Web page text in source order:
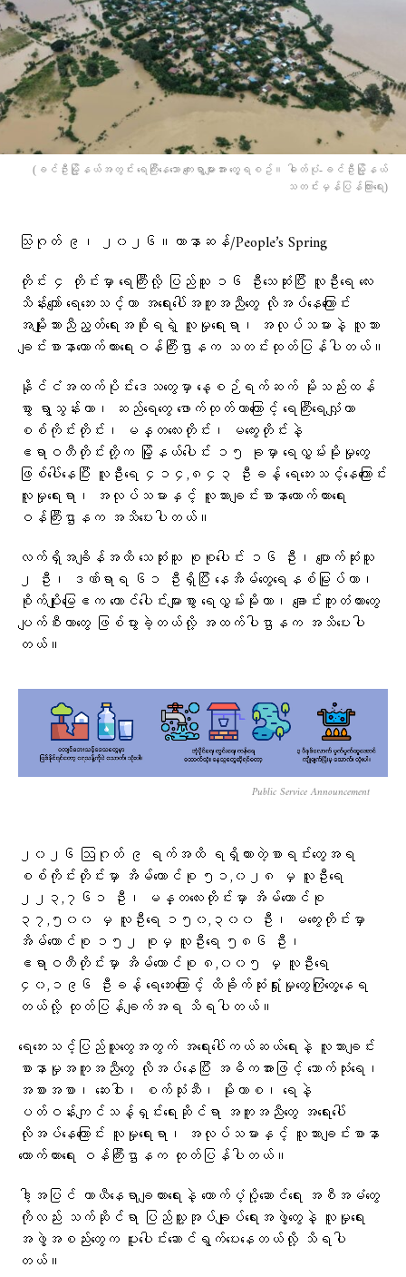
(ခင်ဦးမြို့နယ်အတွင်း ရေကြီးနေသော ကျေးရွာများအား တွေ့ရစဥ်။ ဓါတ်ပုံ-ခင်ဦးမြို့နယ်
သတင်းမှန်ပြန်ကြားရေး)
သြဂုတ် ၉၊ ၂၀၂၆။ဟာနာဆန်/People’s Spring
တိုင်း ၄ တိုင်းမှာ ရေကြီးလို့ ပြည်သူ ၁၆ ဦးသေဆုံးပြီး လူဦးရေ လေး
သိန်းကျော် ရေဘေးသင့်ကာ အရေးပေါ်အကူအညီတွေ လိုအပ်နေကြောင်း
အမျိုးသားညီညွတ်ရေးအစိုးရရဲ့ လူမှုရေးရာ၊ အလုပ်သမားနဲ့ လူသား
ချင်းစာနာထောက်ထားရေးဝန်ကြီးဌာနက သတင်းထုတ်ပြန်ပါတယ်။
နိုင်ငံအထက်ပိုင်းဒေသတွေမှာ နေ့စဉ်ရက်ဆက် မိုးသည်းထန်
စွာ ရွာသွန်းတာ၊ ဆည်ရေတွေ ဖောက်ထုတ်တာကြောင့် ရေကြီးရေလျှံကာ
စစ်ကိုင်းတိုင်း၊ မန္တလေးတိုင်း၊ မကွေးတိုင်းနဲ့
ဧရာဝတီတိုင်းတို့က မြို့နယ်ပေါင်း ၁၅ ခုမှာ ရေလွှမ်းမိုးမှုတွေ
ဖြစ်ပေါ်နေပြီး လူဦးရေ ၄၁၄,၈၄၃ ဦးခန့် ရေဘေးသင့်နေကြောင်း
လူမှုရေးရာ၊ အလုပ်သမားနှင့် လူသားချင်းစာနာထောက်ထားရေး
ဝန်ကြီးဌာနက အသိပေးပါတယ်။
လက်ရှိအချိန်အထိ သေဆုံးသူ စုစုပေါင်း ၁၆ ဦး၊ ပျောက်ဆုံးသူ
၂ ဦး၊ ဒဏ်ရာရ ၆၁ ဦးရှိပြီး နေအိမ်တွေရေနစ်မြုပ်တာ၊
စိုက်ပျိုးမြေဧက ထောင်ပေါင်းများစွာ ရေလွှမ်းမိုးတာ၊ ချောင်းကူးတံတားတွေ
ပျက်စီးတာတွေ ဖြစ်ပွားခဲ့တယ်လို့ အထက်ပါဌာနက အသိပေးပါ
တယ်။
Public Service Announcement
၂၀၂၆ ဩဂုတ် ၉ ရက်အထိ ရရှိထားတဲ့စာရင်းတွေအရ
စစ်ကိုင်းတိုင်းမှာ အိမ်ထောင်စု ၅၁,၀၂၈ မှ လူဦးရေ
၂၂၃,၇၆၁ ဦး၊ မန္တလေးတိုင်းမှာ အိမ်ထောင်စု
၃၇,၅၀၀ မှ လူဦးရေ ၁၅၀,၃၀၀ ဦး၊ မကွေးတိုင်းမှာ
အိမ်ထောင်စု ၁၅၂ စုမှ လူဦးရေ ၅၈၆ ဦး၊
ဧရာဝတီတိုင်းမှာ အိမ်ထောင်စု ၈,၀၀၅ မှ လူဦးရေ
၄၀,၁၉၆ ဦးခန့် ရေဘေးကြောင့် ထိခိုက်ဆုံးရှုံးမှုတွေကြုံတွေ့နေရ
တယ်လို့ ထုတ်ပြန်ချက်အရ သိရပါတယ်။
ရေဘေးသင့်ပြည်သူတွေအတွက် အရေးပေါ်ကယ်ဆယ်ရေးနဲ့ လူသားချင်း
စာနာမှုအကူအညီတွေ လိုအပ်နေပြီး အဓိကအားဖြင့် သောက်သုံးရေ၊
အစားအစာ၊ ဆေးဝါး၊ စက်သုံးဆီ၊ မိုးကာစ၊ ရေနဲ့
ပတ်ဝန်းကျင်သန့်ရှင်းရေးဆိုင်ရာ အကူအညီတွေ အရေးပေါ်
လိုအပ်နေကြောင်း လူမှုရေးရာ၊ အလုပ်သမားနှင့် လူသားချင်းစာနာ
ထောက်ထားရေး ဝန်ကြီးဌာနက ထုတ်ပြန်ပါတယ်။
ဒါ့အပြင် ယာယီနေရာချထားရေးနဲ့ ထောက်ပံ့ပို့ဆောင်ရေး အစီအမံတွေ
ကိုလည်း သက်ဆိုင်ရာ ပြည်သူ့အုပ်ချုပ်ရေးအဖွဲ့တွေနဲ့ လူမှုရေး
အဖွဲ့အစည်းတွေက ပူးပေါင်းဆောင်ရွက်ပေးနေတယ်လို့ သိရပါ
တယ်။